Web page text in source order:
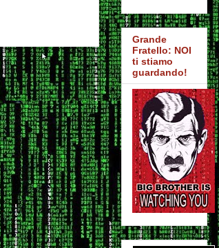
Grande
Fratello: NOI
ti stiamo
guardando!